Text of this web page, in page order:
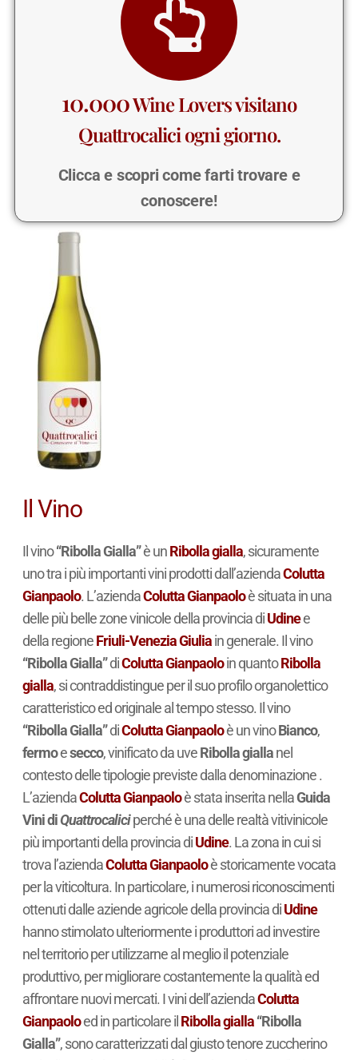
10.000Wine Lovers visitano
Quattrocalici ogni giorno.
Clicca e scopri come farti trovare e
conoscere!
Il Vino
Il vino“Ribolla Gialla”è unRibolla gialla, sicuramente
uno tra i più importanti vini prodotti dall’aziendaColutta
Gianpaolo. L’aziendaColutta Gianpaoloè situata in una
delle più belle zone vinicole della provincia diUdinee
della regioneFriuli-Venezia Giuliain generale. Il vino
“Ribolla Gialla”diColutta Gianpaoloin quantoRibolla
gialla, si contraddistingue per il suo profilo organolettico
caratteristico ed originale al tempo stesso. Il vino
“Ribolla Gialla”diColutta Gianpaoloè un vinoBianco,
fermoesecco, vinificato da uveRibolla giallanel
contesto delle tipologie previste dalla denominazione .
L’aziendaColutta Gianpaoloè stata inserita nellaGuida
Vini diQuattrocaliciperché è una delle realtà vitivinicole
più importanti della provincia diUdine. La zona in cui si
trova l’aziendaColutta Gianpaoloè storicamente vocata
per la viticoltura. In particolare, i numerosi riconoscimenti
ottenuti dalle aziende agricole della provincia diUdine
hanno stimolato ulteriormente i produttori ad investire
nel territorio per utilizzarne al meglio il potenziale
produttivo, per migliorare costantemente la qualità ed
affrontare nuovi mercati. I vini dell’aziendaColutta
Gianpaoloed in particolare il Ribolla gialla“Ribolla
Gialla”, sono caratterizzati dal giusto tenore zuccherino